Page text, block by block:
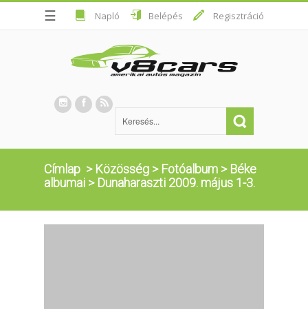
☰ Napló Belépés Regisztráció
Címlap > Közösség > Fotóalbum > Béke
albumai > Dunaharaszti 2009. május 1-3.